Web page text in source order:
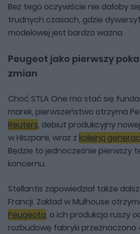
Bez tego oczywiście nie dałoby
trudnych czasach, gdzie
modelowej jest bardzo ważna
Peugeot jako pierwszy
zmian
Choć STLA One ma stać się
marek, pierwszeństwo otrzyma
Reuters, debiut produkcyjny
w Hiszpanii, wraz z kolejną
Będzie to jednocześnie pierwszy
koncernu.
Stellantis zapowiedział także
Francji. Zakład w Mulhouse
Peugeota, a ich produkcja ruszy
rozbudowę fabryki przeznaczono